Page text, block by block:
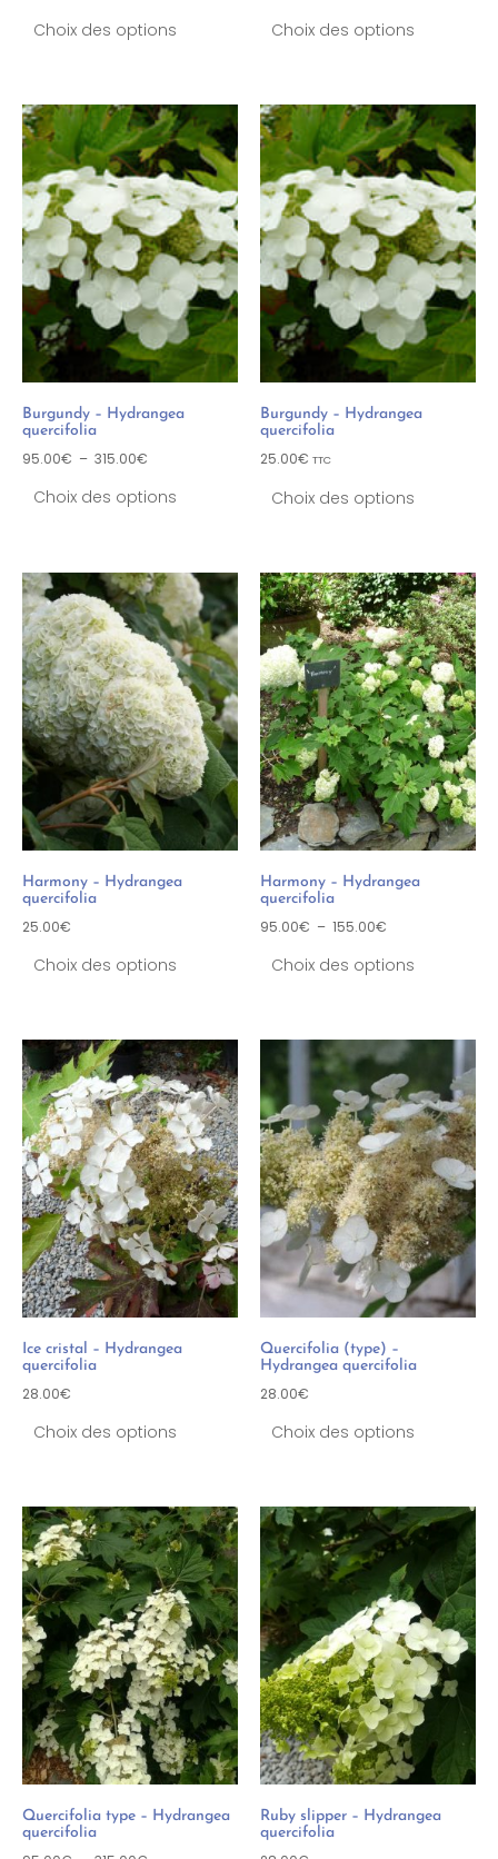
Choix des options Choix des options
Burgundy – Hydrangea
quercifolia
95.00€ – 315.00€
Choix des options
Burgundy – Hydrangea
quercifolia
25.00€ TTC
Choix des options
Harmony – Hydrangea
quercifolia
25.00€
Choix des options
Harmony – Hydrangea
quercifolia
95.00€ – 155.00€
Choix des options
Ice cristal – Hydrangea
quercifolia
28.00€
Choix des options
Quercifolia (type) –
Hydrangea quercifolia
28.00€
Choix des options
Quercifolia type – Hydrangea
quercifolia
Ruby slipper – Hydrangea
quercifolia